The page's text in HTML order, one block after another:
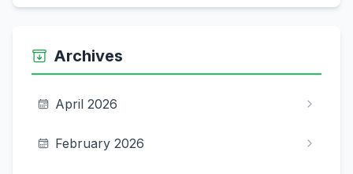
Archives
April 2026
February 2026